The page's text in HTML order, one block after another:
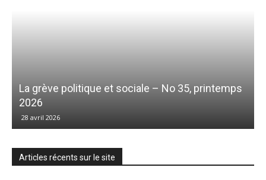
La grève politique et sociale – No 35, printemps
2026
28 avril 2026
Articles récents sur le site